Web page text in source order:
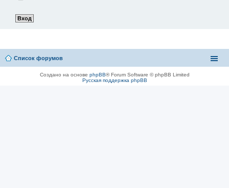
Список форумов
Создано на основе phpBB® Forum Software © phpBB Limited
Русская поддержка phpBB